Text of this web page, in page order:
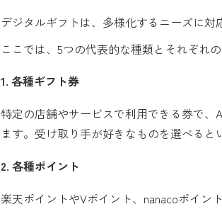
デジタルギフトは、多様化するニーズに対
ここでは、5つの代表的な種類とそれぞれ
1. 各種ギフト券
特定の店舗やサービスで利用できる券で、
ます。受け取り手が好きなものを選べると
2. 各種ポイント
楽天ポイントやVポイント、nanacoポイン